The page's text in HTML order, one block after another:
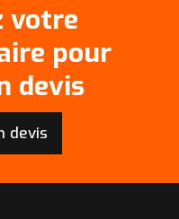
votre
pour
devis
devis